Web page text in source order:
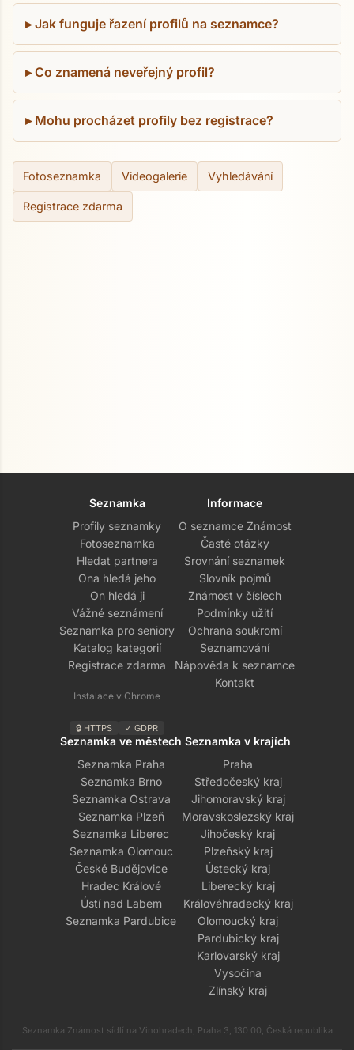
Jak funguje řazení profilů na seznamce?
Co znamená neveřejný profil?
Mohu procházet profily bez registrace?
Fotoseznamka Videogalerie Vyhledávání
Registrace zdarma
Seznamka
Profily seznamky
Fotoseznamka
Hledat partnera
Ona hledá jeho
On hledá ji
Vážné seznámení
Seznamka pro seniory
Katalog kategorií
Registrace zdarma
Instalace v Chrome
🔒 HTTPS ✓ GDPR
Informace
O seznamce Známost
Časté otázky
Srovnání seznamek
Slovník pojmů
Známost v číslech
Podmínky užití
Ochrana soukromí
Seznamování
Nápověda k seznamce
Kontakt
Seznamka ve městech
Seznamka Praha
Seznamka Brno
Seznamka Ostrava
Seznamka Plzeň
Seznamka Liberec
Seznamka Olomouc
České Budějovice
Hradec Králové
Ústí nad Labem
Seznamka Pardubice
Seznamka v krajích
Praha
Středočeský kraj
Jihomoravský kraj
Moravskoslezský kraj
Jihočeský kraj
Plzeňský kraj
Ústecký kraj
Liberecký kraj
Královéhradecký kraj
Olomoucký kraj
Pardubický kraj
Karlovarský kraj
Vysočina
Zlínský kraj
Seznamka Známost sídlí na Vinohradech, Praha 3, 130 00, Česká republika